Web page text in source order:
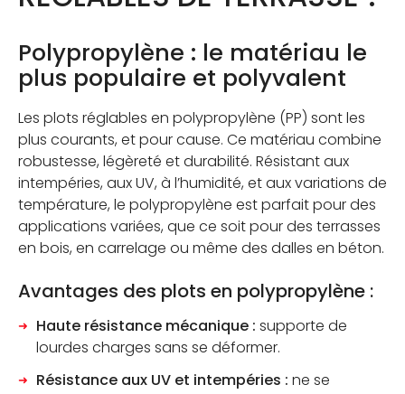
Polypropylène : le matériau le
plus populaire et polyvalent
Les plots réglables en polypropylène (PP) sont les
plus courants, et pour cause. Ce matériau combine
robustesse, légèreté et durabilité. Résistant aux
intempéries, aux UV, à l’humidité, et aux variations de
température, le polypropylène est parfait pour des
applications variées, que ce soit pour des terrasses
en bois, en carrelage ou même des dalles en béton.
Avantages des plots en polypropylène :
Haute résistance mécanique : supporte de
lourdes charges sans se déformer.
Résistance aux UV et intempéries : ne se